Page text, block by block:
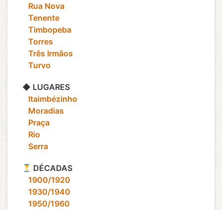
‎ ‎ ‎ Rua Nova
‎ ‎ ‎ Tenente
‎ ‎ ‎ Timbopeba
‎ ‎ ‎ Torres
‎ ‎ ‎ Três Irmãos
‎ ‎ ‎ Turvo
◆ LUGARES
‎ ‎ ‎ Itaimbézinho
‎ ‎ ‎ Moradias
‎ ‎ ‎ Praça
‎ ‎ ‎ Rio
‎ ‎ ‎ Serra
DÉCADAS
‎ ‎ ‎ 1900/1920
‎ ‎ ‎ 1930/1940
‎ ‎ ‎ 1950/1960